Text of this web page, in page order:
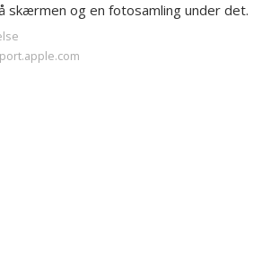
skærmen og en fotosamling under det.